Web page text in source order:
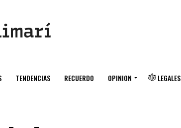
TENDENCIAS RECUERDO OPINION LEGALES